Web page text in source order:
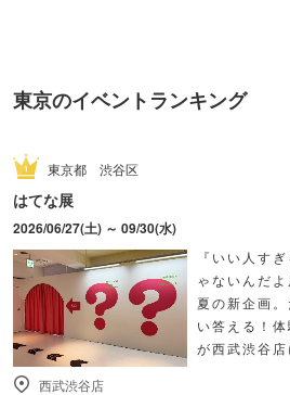
東京のイベントランキング
東京都 渋谷区
はてな展
2026/06/27(土) ～ 09/30(水)
『いい人す
ゃないんだ
夏の新企画
い答える！
が西武渋谷店
西武渋谷店